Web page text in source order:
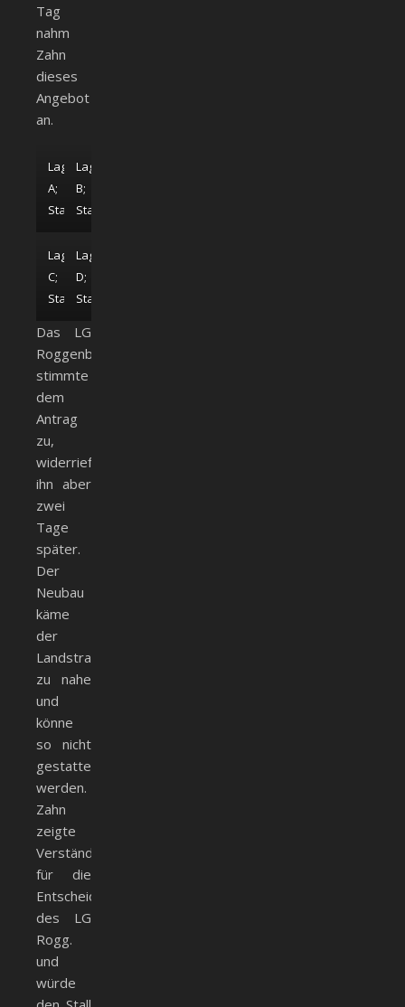
Tag
nahm
Zahn
dieses
Angebot
an.
Lageplan
A;
Stadtarchiv
Lageplan
B;
Stadtarchiv
Lageplan
C;
Stadtarchiv
Lageplan
D;
Stadtarchiv
Das LG
Roggenburg
stimmte
dem
Antrag
zu,
widerrief
ihn aber
zwei
Tage
später.
Der
Neubau
käme
der
Landstraße
zu nahe
und
könne
so nicht
gestattet
werden.
Zahn
zeigte
Verständnis
für die
Entscheidung
des LG
Rogg.
und
würde